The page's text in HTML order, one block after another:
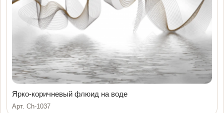
Ярко-коричневый флюид на воде
Арт. Ch-1037